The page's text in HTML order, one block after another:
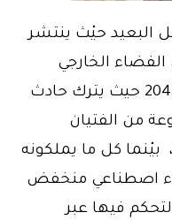
البعيد حيْث ينتشر
الفضاء الخارجي
بشكل خارق، وتحديدا في عام 2045 حيث يترك حادث
من الفتيان
بيْنما كل ما يملكونه
اصطناعي منخفض
فيها عبر